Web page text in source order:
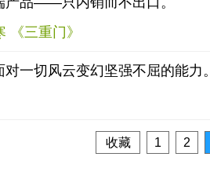
三重门》
一切风云变幻坚强不屈的能力。
收藏 1 2